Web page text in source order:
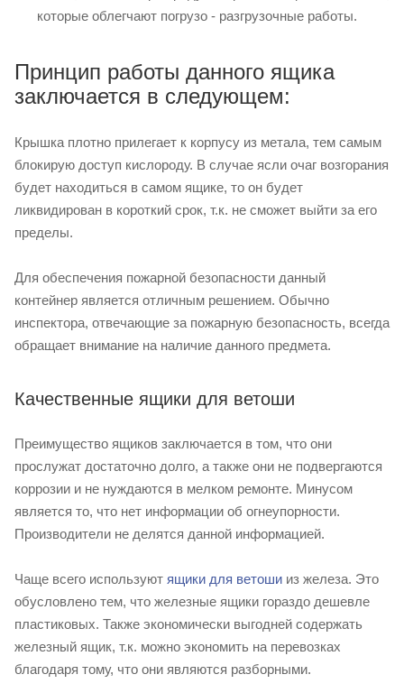
которые облегчают погрузо - разгрузочные работы.
Принцип работы данного ящика
заключается в следующем:
Крышка плотно прилегает к корпусу из метала, тем самым
блокирую доступ кислороду. В случае ясли очаг возгорания
будет находиться в самом ящике, то он будет
ликвидирован в короткий срок, т.к. не сможет выйти за его
пределы.
Для обеспечения пожарной безопасности данный
контейнер является отличным решением. Обычно
инспектора, отвечающие за пожарную безопасность, всегда
обращает внимание на наличие данного предмета.
Качественные ящики для ветоши
Преимущество ящиков заключается в том, что они
прослужат достаточно долго, а также они не подвергаются
коррозии и не нуждаются в мелком ремонте. Минусом
является то, что нет информации об огнеупорности.
Производители не делятся данной информацией.
Чаще всего используют ящики для ветоши из железа. Это
обусловлено тем, что железные ящики гораздо дешевле
пластиковых. Также экономически выгодней содержать
железный ящик, т.к. можно экономить на перевозках
благодаря тому, что они являются разборными.